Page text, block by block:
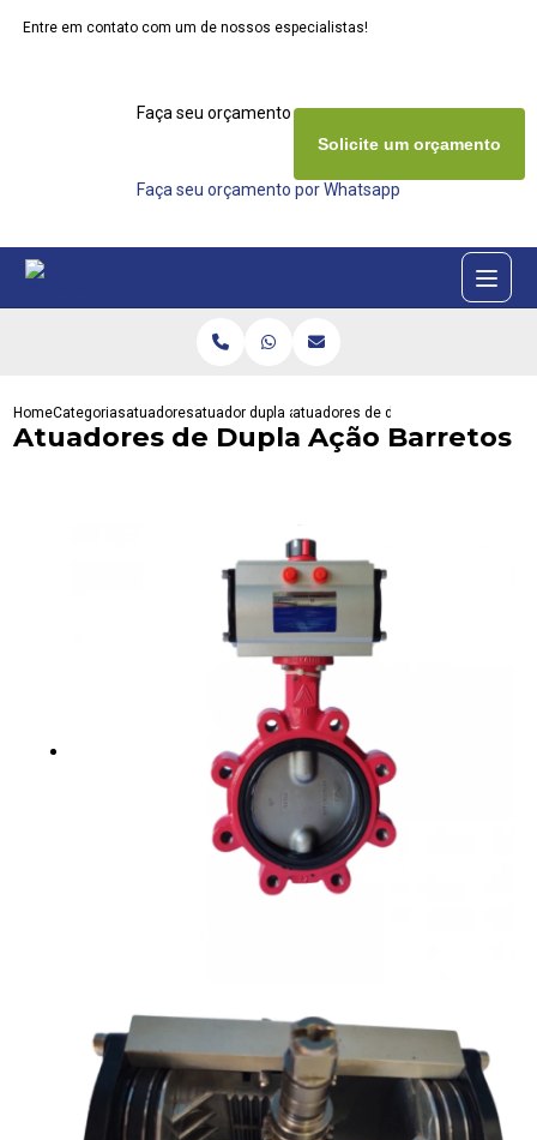
Entre em contato com um de nossos especialistas!
Faça seu orçamento agora mesmo
Faça seu orçamento por Whatsapp
Solicite um orçamento
HomeCategoriasatuadoresatuador dupla acaoatuadores de dupla acao barretos
Atuadores de Dupla Ação Barretos